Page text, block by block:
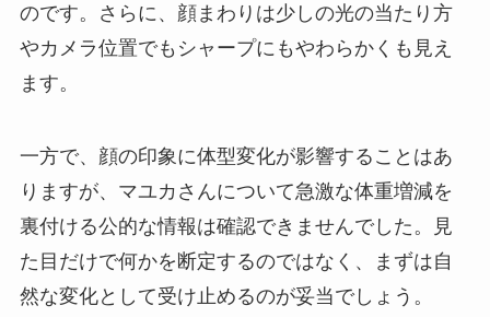
のです。さらに、顔まわりは少しの光の当たり方
やカメラ位置でもシャープにもやわらかくも見え
ます。
一方で、顔の印象に体型変化が影響することはあ
りますが、マユカさんについて急激な体重増減を
裏付ける公的な情報は確認できませんでした。見
た目だけで何かを断定するのではなく、まずは自
然な変化として受け止めるのが妥当でしょう。